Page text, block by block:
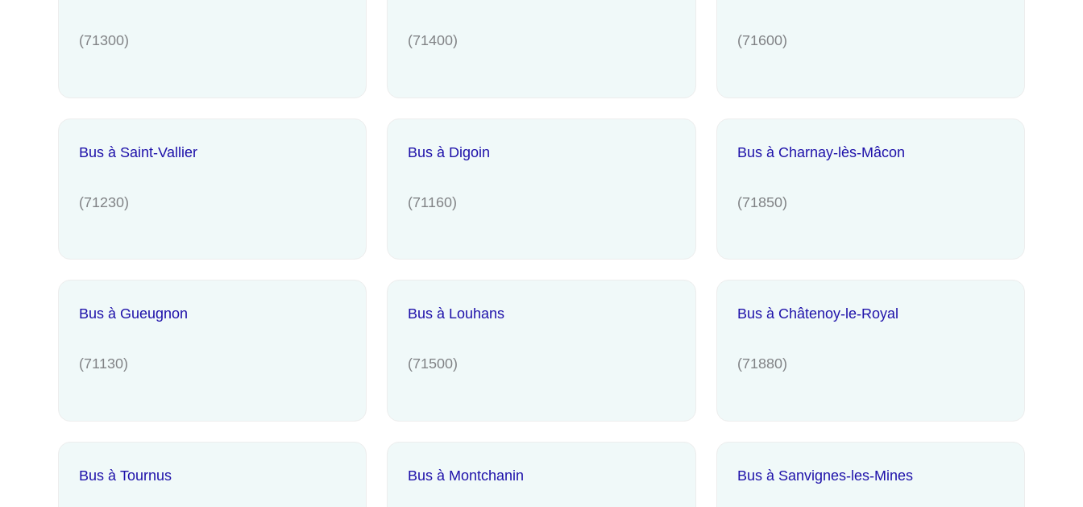
(71300) (71400) (71600)
Bus à Saint-Vallier
(71230)
Bus à Digoin
(71160)
Bus à Charnay-lès-Mâcon
(71850)
Bus à Gueugnon
(71130)
Bus à Louhans
(71500)
Bus à Châtenoy-le-Royal
(71880)
Bus à Tournus Bus à Montchanin Bus à Sanvignes-les-Mines